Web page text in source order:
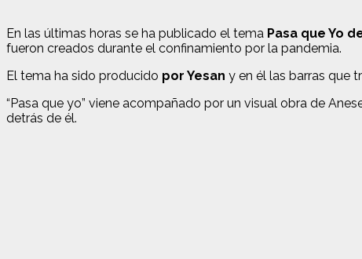
En las últimas horas se ha publicado el tema Pasa que Yo
fueron creados durante el confinamiento por la pandemia.
El tema ha sido producido por Yesan y en él las barras que
“Pasa que yo” viene acompañado por un visual obra de
detrás de él.